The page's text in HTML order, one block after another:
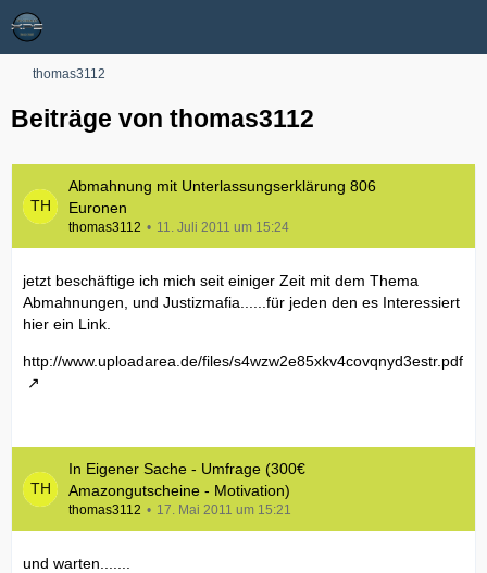
thomas3112
Beiträge von thomas3112
Abmahnung mit Unterlassungserklärung 806
Euronen
thomas3112 11. Juli 2011 um 15:24
jetzt beschäftige ich mich seit einiger Zeit mit dem Thema
Abmahnungen, und Justizmafia......für jeden den es Interessiert
hier ein Link.
http://www.uploadarea.de/files/s4wzw2e85xkv4covqnyd3estr.pdf
In Eigener Sache - Umfrage (300€
Amazongutscheine - Motivation)
thomas3112 17. Mai 2011 um 15:21
und warten.......